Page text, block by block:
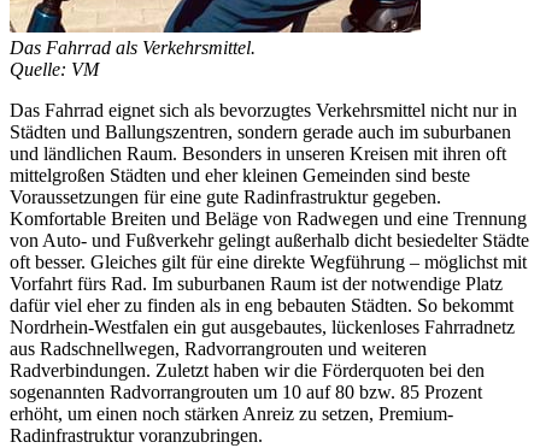
Das Fahrrad als Verkehrsmittel.
Quelle: VM
Das Fahrrad eignet sich als bevorzugtes Verkehrsmittel nicht nur in
Städten und Ballungszentren, sondern gerade auch im suburbanen
und ländlichen Raum. Besonders in unseren Kreisen mit ihren oft
mittelgroßen Städten und eher kleinen Gemeinden sind beste
Voraussetzungen für eine gute Radinfrastruktur gegeben.
Komfortable Breiten und Beläge von Radwegen und eine Trennung
von Auto- und Fußverkehr gelingt außerhalb dicht besiedelter Städte
oft besser. Gleiches gilt für eine direkte Wegführung – möglichst mit
Vorfahrt fürs Rad. Im suburbanen Raum ist der notwendige Platz
dafür viel eher zu finden als in eng bebauten Städten. So bekommt
Nordrhein-Westfalen ein gut ausgebautes, lückenloses Fahrradnetz
aus Radschnellwegen, Radvorrangrouten und weiteren
Radverbindungen. Zuletzt haben wir die Förderquoten bei den
sogenannten Radvorrangrouten um 10 auf 80 bzw. 85 Prozent
erhöht, um einen noch stärken Anreiz zu setzen, Premium-
Radinfrastruktur voranzubringen.